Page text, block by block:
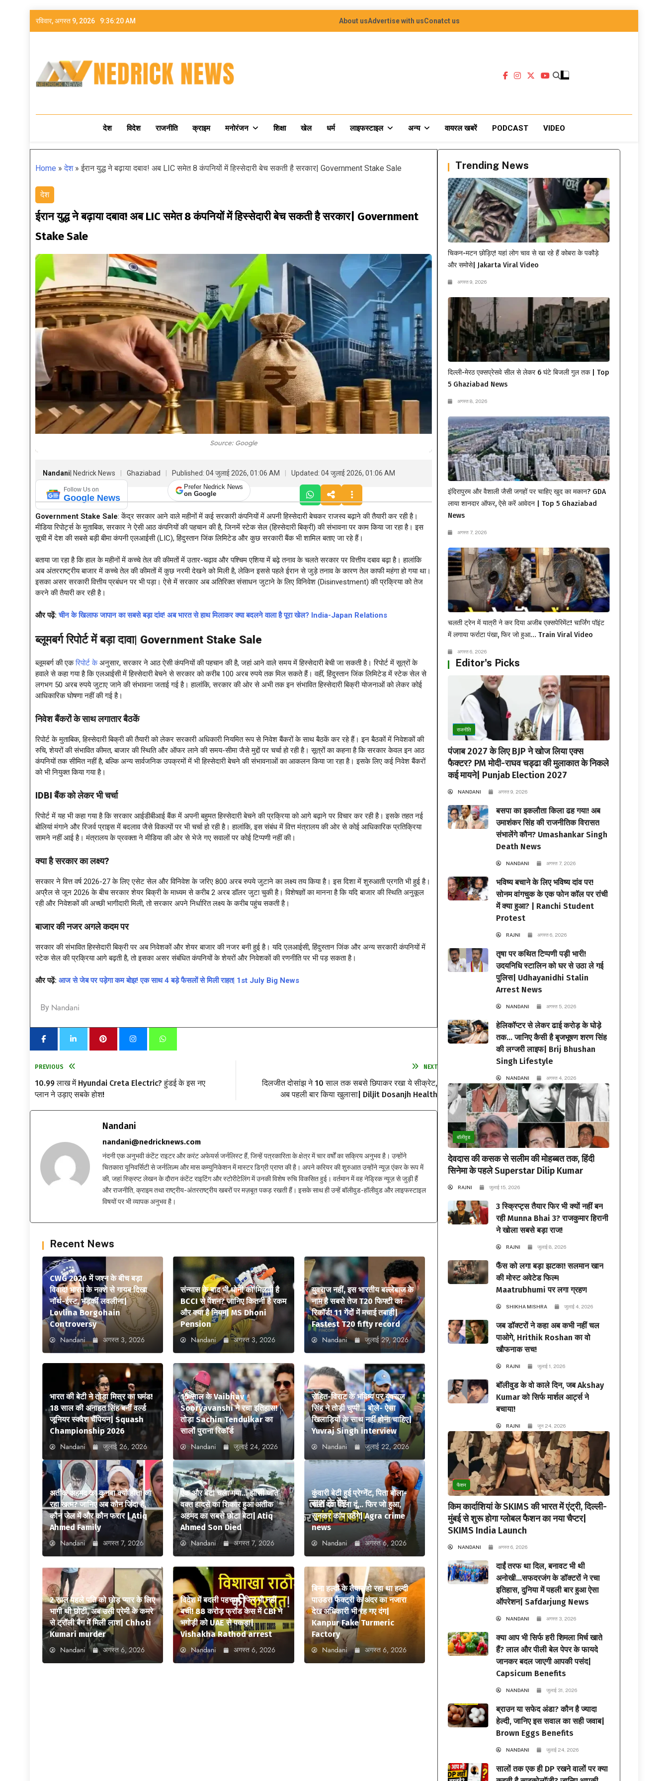
रविवार, अगस्त 9, 2026 9:36:22 AM About usAdvertise with usConatct us
NEDRICK NEWS
देश विदेश राजनीति क्राइम मनोरंजन शिक्षा खेल धर्म लाइफस्टाइल अन्य वायरल खबरें PODCAST VIDEO
Home »देश»ईरान युद्ध ने बढ़ाया दबाव! अब LIC समेत 8 कंपनियों में हिस्सेदारी बेच सकती है सरकार| Government Stake Sale
देश
ईरान युद्ध ने बढ़ाया दबाव! अब LIC समेत 8 कंपनियों में हिस्सेदारी बेच सकती है सरकार| Government
Stake Sale
Source: Google
Nandani | Nedrick News Ghaziabad Published: 04 जुलाई 2026, 01:06 AM Updated: 04 जुलाई 2026, 01:06 AM
Follow Us on
Google News
Prefer Nedrick News
on Google
Government Stake Sale: केंद्र सरकार आने वाले महीनों में कई सरकारी कंपनियों में अपनी हिस्सेदारी बेचकर राजस्व बढ़ाने की तैयारी कर रही है।
मीडिया रिपोर्ट्स के मुताबिक, सरकार ने ऐसी आठ कंपनियों की पहचान की है, जिनमें स्टेक सेल (हिस्सेदारी बिक्री) की संभावना पर काम किया जा रहा है। इस
सूची में देश की सबसे बड़ी बीमा कंपनी एलआईसी (LIC), हिंदुस्तान जिंक लिमिटेड और कुछ सरकारी बैंक भी शामिल बताए जा रहे हैं।
बताया जा रहा है कि हाल के महीनों में कच्चे तेल की कीमतों में उतार-चढ़ाव और पश्चिम एशिया में बढ़े तनाव के चलते सरकार पर वित्तीय दबाव बढ़ा है। हालांकि
अब अंतरराष्ट्रीय बाजार में कच्चे तेल की कीमतों में कुछ नरमी देखने को मिली है, लेकिन इससे पहले ईरान से जुड़े तनाव के कारण तेल काफी महंगा हो गया था।
इसका असर सरकारी वित्तीय प्रबंधन पर भी पड़ा। ऐसे में सरकार अब अतिरिक्त संसाधन जुटाने के लिए विनिवेश (Disinvestment) की प्रक्रिया को तेज
करने की तैयारी कर रही है।
और पढ़ें:चीन के खिलाफ जापान का सबसे बड़ा दांव! अब भारत से हाथ मिलाकर क्या बदलने वाला है पूरा खेल? India-Japan Relations
ब्लूमबर्ग रिपोर्ट में बड़ा दावा| Government Stake Sale
ब्लूमबर्ग की एकरिपोर्ट केअनुसार, सरकार ने आठ ऐसी कंपनियों की पहचान की है, जहां आने वाले समय में हिस्सेदारी बेची जा सकती है। रिपोर्ट में सूत्रों के
हवाले से कहा गया है कि एलआईसी में हिस्सेदारी बेचने से सरकार को करीब 100 अरब रुपये तक मिल सकते हैं। वहीं, हिंदुस्तान जिंक लिमिटेड में स्टेक सेल से
लगभग 50 अरब रुपये जुटाए जाने की संभावना जताई गई है। हालांकि, सरकार की ओर से अभी तक इन संभावित हिस्सेदारी बिक्री योजनाओं को लेकर कोई
आधिकारिक घोषणा नहीं की गई है।
निवेश बैंकरों के साथ लगातार बैठकें
रिपोर्ट के मुताबिक, हिस्सेदारी बिक्री की तैयारी को लेकर सरकारी अधिकारी नियमित रूप से निवेश बैंकरों के साथ बैठकें कर रहे हैं। इन बैठकों में निवेशकों की
रुचि, शेयरों की संभावित कीमत, बाजार की स्थिति और ऑफर लाने की समय-सीमा जैसे मुद्दों पर चर्चा हो रही है। सूत्रों का कहना है कि सरकार केवल इन आठ
कंपनियों तक सीमित नहीं है, बल्कि अन्य सार्वजनिक उपक्रमों में भी हिस्सेदारी बेचने की संभावनाओं का आकलन किया जा रहा है। इसके लिए कई निवेश बैंकरों
को भी नियुक्त किया गया है।
IDBI बैंक को लेकर भी चर्चा
रिपोर्ट में यह भी कहा गया है कि सरकार आईडीबीआई बैंक में अपनी बहुमत हिस्सेदारी बेचने की प्रक्रिया को आगे बढ़ाने पर विचार कर रही है। इसके तहत नई
बोलियां मंगाने और रिजर्व प्राइस में बदलाव जैसे विकल्पों पर भी चर्चा हो रही है। हालांकि, इस संबंध में वित्त मंत्रालय की ओर से कोई आधिकारिक प्रतिक्रिया
सामने नहीं आई है। मंत्रालय के प्रवक्ता ने मीडिया की ओर से भेजे गए सवालों पर कोई टिप्पणी नहीं की।
क्या है सरकार का लक्ष्य?
सरकार ने वित्त वर्ष 2026-27 के लिए एसेट सेल और विनिवेश के जरिए 800 अरब रुपये जुटाने का लक्ष्य तय किया है। इस दिशा में शुरुआती प्रगति भी हुई है।
अप्रैल से जून 2026 के बीच सरकार शेयर बिक्री के माध्यम से करीब 2 अरब डॉलर जुटा चुकी है। विशेषज्ञों का मानना है कि यदि बाजार की स्थिति अनुकूल
रही और निवेशकों की अच्छी भागीदारी मिली, तो सरकार अपने निर्धारित लक्ष्य के करीब पहुंच सकती है।
बाजार की नजर अगले कदम पर
सरकार की संभावित हिस्सेदारी बिक्री पर अब निवेशकों और शेयर बाजार की नजर बनी हुई है। यदि एलआईसी, हिंदुस्तान जिंक और अन्य सरकारी कंपनियों में
स्टेक सेल की प्रक्रिया आगे बढ़ती है, तो इसका असर संबंधित कंपनियों के शेयरों और निवेशकों की रणनीति पर भी पड़ सकता है।
और पढ़ें: आज से जेब पर पड़ेगा कम बोझ! एक साथ 4 बड़े फैसलों से मिली राहत| 1st July Big News
By Nandani
PREVIOUS
10.99 लाख में Hyundai Creta Electric? हुंडई के इस नए
प्लान ने उड़ाए सबके होश!
NEXT
दिलजीत दोसांझ ने 10 साल तक सबसे छिपाकर रखा ये सीक्रेट,
अब पहली बार किया खुलासा| Diljit Dosanjh Health
Nandani
nandani@nedricknews.com
नंदनी एक अनुभवी कंटेंट राइटर और करंट अफेयर्स जर्नलिस्ट हैं, जिन्हें पत्रकारिता के क्षेत्र में चार वर्षों का सक्रिय अनुभव है। उन्होंने
चितकारा यूनिवर्सिटी से जर्नलिज़्म और मास कम्युनिकेशन में मास्टर डिग्री प्राप्त की है। अपने करियर की शुरुआत उन्होंने न्यूज़ एंकर के रूप में
की, जहां स्क्रिप्ट लेखन के दौरान कंटेंट राइटिंग और स्टोरीटेलिंग में उनकी विशेष रुचि विकसित हुई। वर्तमान में वह नेड्रिक न्यूज़ से जुड़ी हैं
और राजनीति, क्राइम तथा राष्ट्रीय-अंतरराष्ट्रीय खबरों पर मज़बूत पकड़ रखती हैं। इसके साथ ही उन्हें बॉलीवुड-हॉलीवुड और लाइफस्टाइल
विषयों पर भी व्यापक अनुभव है।
Recent News
CWG 2026 में जश्न के बीच बड़ा
विवाद! भारत के नक्शे से गायब दिखा
नॉर्थ-ईस्ट, भड़कीं लवलीना|
Lovlina Borgohain
Controversy
Nandani अगस्त 3, 2026
संन्यास के बाद भी धोनी को मिलती है
BCCI से पेंशन? जानिए कितनी है रकम
और क्या है नियम| MS Dhoni
Pension
Nandani अगस्त 3, 2026
युवराज नहीं, इस भारतीय बल्लेबाज के
नाम है सबसे तेज T20 फिफ्टी का
रिकॉर्ड! 11 गेंदों में मचाई तबाही|
Fastest T20 fifty record
Nandani जुलाई 29, 2026
भारत की बेटी ने तोड़ा मिस्र का घमंड!
18 साल की अनाहत सिंह बनीं वर्ल्ड
जूनियर स्क्वैश चैंपियन| Squash
Championship 2026
Nandani जुलाई 26, 2026
15 साल के Vaibhav
Sooryavanshi ने रचा इतिहास!
तोड़ा Sachin Tendulkar का
सालों पुराना रिकॉर्ड
Nandani जुलाई 24, 2026
रोहित-विराट के भविष्य पर युवराज
सिंह ने तोड़ी चुप्पी… बोले- ऐसा
खिलाड़ियों के साथ नहीं होना चाहिए|
Yuvraj Singh interview
Nandani जुलाई 22, 2026
अतीक अहमद का कुनबा क्यों होता जा
रहा खत्म? जानिए अब कौन जिंदा है,
कौन जेल में और कौन फरार | Atiq
Ahmed Family
Nandani अगस्त 7, 2026
एक और बेटा चला गया… झांसी जाते
वक्त हादसे का शिकार हुआ अतीक
अहमद का सबसे छोटा बेटा| Atiq
Ahmed Son Died
Nandani अगस्त 7, 2026
कुंवारी बेटी हुई प्रेग्नेंट, पिता बोला-
चलो दवा दिला दूं… फिर जो हुआ,
सुनकर कांप उठेंगे| Agra crime
news
Nandani अगस्त 6, 2026
2 साल पहले पति को छोड़ प्यार के लिए
भागी थी छोटी, अब उसी प्रेमी के कमरे
से ट्रॉली बैग में मिली लाश| Chhoti
Kumari murder
Nandani अगस्त 6, 2026
विदेश में बदली पहचान, फिर भी नहीं
बची! 88 करोड़ फ्रॉड केस में CBI ने
भगोड़ी को UAE से पकड़ा|
Vishakha Rathod arrest
Nandani अगस्त 6, 2026
बिना हल्दी के तैयार हो रहा था हल्दी
पाउडर! फैक्ट्री के अंदर का नजारा
देख अधिकारी भी रह गए दंग|
Kanpur Fake Turmeric
Factory
Nandani अगस्त 6, 2026
Trending News
चिकन-मटन छोड़िए! यहां लोग चाव से खा रहे हैं कोबरा के पकौड़े
और समोसे| Jakarta Viral Video
अगस्त 9, 2026
दिल्ली-मेरठ एक्सप्रेसवे सील से लेकर 6 घंटे बिजली गुल तक | Top
5 Ghaziabad News
अगस्त 8, 2026
इंदिरापुरम और वैशाली जैसी जगहों पर चाहिए खुद का मकान? GDA
लाया शानदार ऑफर, ऐसे करें आवेदन | Top 5 Ghaziabad
News
अगस्त 7, 2026
चलती ट्रेन में यात्री ने कर दिया अजीब एक्सपेरिमेंट! चार्जिंग पॉइंट
में लगाया फर्राटा पंखा, फिर जो हुआ… Train Viral Video
अगस्त 6, 2026
Editor's Picks
राजनीति
पंजाब 2027 के लिए BJP ने खोज लिया एक्स
फैक्टर? PM मोदी-राघव चड्ढा की मुलाकात के निकले
कई मायने| Punjab Election 2027
NANDANI अगस्त 9, 2026
बसपा का इकलौता किला ढह गया! अब
उमाशंकर सिंह की राजनीतिक विरासत
संभालेंगे कौन? Umashankar Singh
Death News
NANDANI अगस्त 7, 2026
भविष्य बचाने के लिए भविष्य दांव पर!
सोनम वांगचुक के एक फोन कॉल पर रांची
में क्या हुआ? | Ranchi Student
Protest
RAJNI अगस्त 6, 2026
तृषा पर कथित टिप्पणी पड़ी भारी!
उदयनिधि स्टालिन को घर से उठा ले गई
पुलिस| Udhayanidhi Stalin
Arrest News
NANDANI अगस्त 5, 2026
हेलिकॉप्टर से लेकर ढाई करोड़ के घोड़े
तक… जानिए कैसी है बृजभूषण शरण सिंह
की लग्जरी लाइफ| Brij Bhushan
Singh Lifestyle
NANDANI अगस्त 4, 2026
बॉलीवुड
देवदास की कसक से सलीम की मोहब्बत तक, हिंदी
सिनेमा के पहले Superstar Dilip Kumar
RAJNI जुलाई 15, 2026
3 स्क्रिप्ट्स तैयार फिर भी क्यों नहीं बन
रही Munna Bhai 3? राजकुमार हिरानी
ने खोला सबसे बड़ा राज!
RAJNI जुलाई 8, 2026
फैंस को लगा बड़ा झटका! सलमान खान
की मोस्ट अवेटेड फिल्म
Maatrubhumi पर लगा ग्रहण
SHIKHA MISHRA जुलाई 4, 2026
जब डॉक्टरों ने कहा अब कभी नहीं चल
पाओगे, Hrithik Roshan का वो
खौफनाक सच!
RAJNI जुलाई 1, 2026
बॉलीवुड के वो काले दिन, जब Akshay
Kumar को सिर्फ मार्शल आर्ट्स ने
बचाया!
RAJNI जून 24, 2026
फैशन
किम कार्दाशियां के SKIMS की भारत में एंट्री, दिल्ली-
मुंबई से शुरू होगा ग्लोबल फैशन का नया चैप्टर|
SKIMS India Launch
NANDANI अगस्त 6, 2026
दाईं तरफ था दिल, बनावट भी थी
अनोखी…सफदरजंग के डॉक्टरों ने रचा
इतिहास, दुनिया में पहली बार हुआ ऐसा
ऑपरेशन| Safdarjung News
NANDANI अगस्त 3, 2026
क्या आप भी सिर्फ हरी शिमला मिर्च खाते
हैं? लाल और पीली बेल पेपर के फायदे
जानकर बदल जाएगी आपकी पसंद|
Capsicum Benefits
NANDANI जुलाई 31, 2026
ब्राउन या सफेद अंडा? कौन है ज्यादा
हेल्दी, जानिए इस सवाल का सही जवाब|
Brown Eggs Benefits
NANDANI जुलाई 24, 2026
सालों तक एक ही DP रखने वालों पर क्या